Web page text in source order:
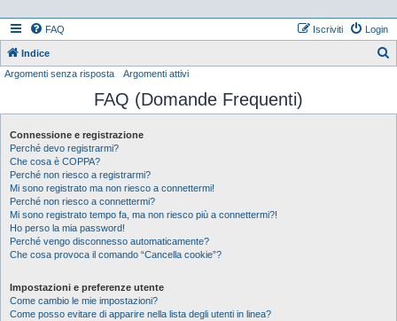
FAQ Login
Iscriviti
Indice
c
Argomenti senza risposta Argomenti attivi
FAQ (Domande Frequenti)
Connessione e registrazione
Perché devo registrarmi?
Che cosa è COPPA?
Perché non riesco a registrarmi?
Mi sono registrato ma non riesco a connettermi!
Perché non riesco a connettermi?
Mi sono registrato tempo fa, ma non riesco più a connettermi?!
Ho perso la mia password!
Perché vengo disconnesso automaticamente?
Che cosa provoca il comando “Cancella cookie”?
Impostazioni e preferenze utente
Come cambio le mie impostazioni?
Come posso evitare di apparire nella lista degli utenti in linea?